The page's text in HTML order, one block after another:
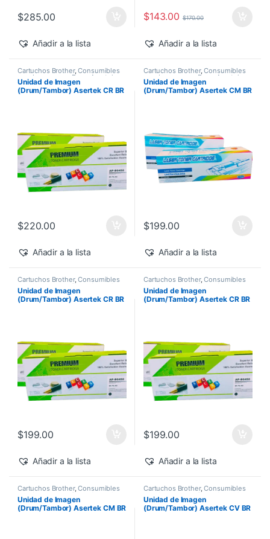
$285.00
Añadir a la lista
$143.00 $170.00
Añadir a la lista
Cartuchos Brother,Consumibles
para Impresoras Drum Asertek
Unidad de Imagen
(Drum/Tambor) Asertek CR BR
$220.00
Añadir a la lista
Cartuchos Brother,Consumibles
para Impresoras Drum Asertek
Unidad de Imagen
(Drum/Tambor) Asertek CM BR
$199.00
Añadir a la lista
Cartuchos Brother,Consumibles
para Impresoras
Unidad de Imagen
(Drum/Tambor) Asertek CR BR
$199.00
Añadir a la lista
Cartuchos Brother,Consumibles
para Impresoras
Unidad de Imagen
(Drum/Tambor) Asertek CR BR
$199.00
Añadir a la lista
Cartuchos Brother,Consumibles
para Impresoras Drum Asertek
Unidad de Imagen
(Drum/Tambor) Asertek CM BR
Cartuchos Brother,Consumibles
para Impresoras Drum Asertek
Unidad de Imagen
(Drum/Tambor) Asertek CV BR